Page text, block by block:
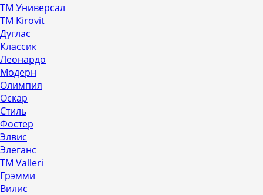
ТМ Универсал
ТМ Kirovit
Дуглас
Классик
Леонардо
Модерн
Олимпия
Оскар
Стиль
Фостер
Элвис
Элеганс
ТМ Valleri
Грэмми
Вилис